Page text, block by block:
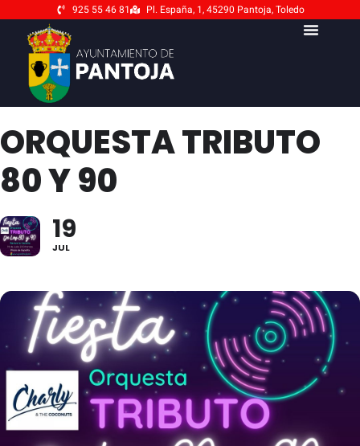
925 55 46 81 Pl. España, 1, 45290 Pantoja, Toledo
ORQUESTA TRIBUTO
80 Y 90
19
JUL